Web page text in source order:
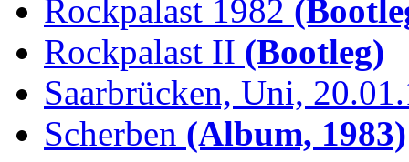
Rockpalast 1982
Rockpalast II (Bootleg)
Saarbrücken, Uni,
Scherben (Album, 1983)